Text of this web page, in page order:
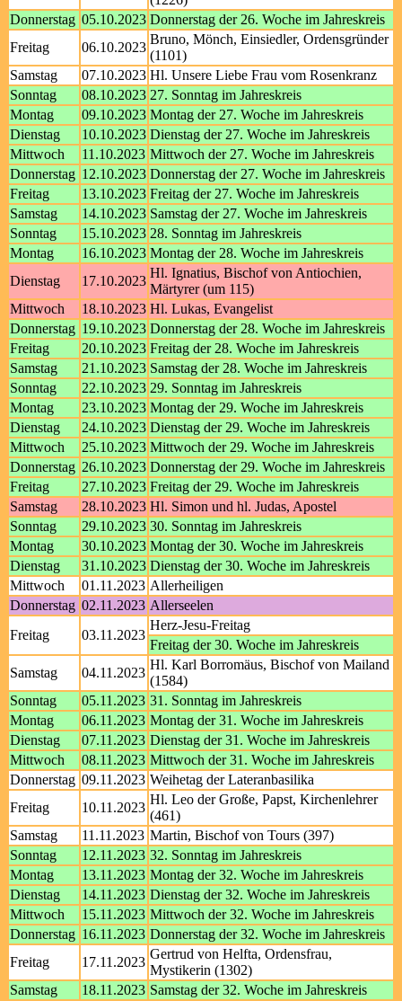
Donnerstag 05.10.2023 Donnerstag der 26. Woche im Jahreskreis
Freitag
06.10.2023
Bruno, Mönch, Einsiedler, Ordensgründer
(1101)
Samstag
07.10.2023 Hl. Unsere Liebe Frau vom Rosenkranz
Sonntag
08.10.2023 27. Sonntag im Jahreskreis
Montag
09.10.2023 Montag der 27. Woche im Jahreskreis
Dienstag
10.10.2023 Dienstag der 27. Woche im Jahreskreis
Mittwoch
11.10.2023 Mittwoch der 27. Woche im Jahreskreis
Donnerstag 12.10.2023 Donnerstag der 27. Woche im Jahreskreis
Freitag
13.10.2023 Freitag der 27. Woche im Jahreskreis
Samstag
14.10.2023 Samstag der 27. Woche im Jahreskreis
Sonntag
15.10.2023 28. Sonntag im Jahreskreis
Montag
16.10.2023 Montag der 28. Woche im Jahreskreis
Dienstag
17.10.2023
Hl. Ignatius, Bischof von Antiochien,
Märtyrer (um 115)
Mittwoch
18.10.2023 Hl. Lukas, Evangelist
Donnerstag 19.10.2023 Donnerstag der 28. Woche im Jahreskreis
Freitag
20.10.2023 Freitag der 28. Woche im Jahreskreis
Samstag
21.10.2023 Samstag der 28. Woche im Jahreskreis
Sonntag
22.10.2023 29. Sonntag im Jahreskreis
Montag
23.10.2023 Montag der 29. Woche im Jahreskreis
Dienstag
24.10.2023 Dienstag der 29. Woche im Jahreskreis
Mittwoch
25.10.2023 Mittwoch der 29. Woche im Jahreskreis
Donnerstag 26.10.2023 Donnerstag der 29. Woche im Jahreskreis
Freitag
27.10.2023 Freitag der 29. Woche im Jahreskreis
Samstag
28.10.2023 Hl. Simon und hl. Judas, Apostel
Sonntag
29.10.2023 30. Sonntag im Jahreskreis
Montag
30.10.2023 Montag der 30. Woche im Jahreskreis
Dienstag
31.10.2023 Dienstag der 30. Woche im Jahreskreis
Mittwoch
01.11.2023 Allerheiligen
Donnerstag 02.11.2023 Allerseelen
Freitag
03.11.2023
Herz-Jesu-Freitag
Freitag der 30. Woche im Jahreskreis
Samstag
04.11.2023
Hl. Karl Borromäus, Bischof von Mailand
(1584)
Sonntag
05.11.2023 31. Sonntag im Jahreskreis
Montag
06.11.2023 Montag der 31. Woche im Jahreskreis
Dienstag
07.11.2023 Dienstag der 31. Woche im Jahreskreis
Mittwoch
08.11.2023 Mittwoch der 31. Woche im Jahreskreis
Donnerstag 09.11.2023 Weihetag der Lateranbasilika
Freitag
10.11.2023
Hl. Leo der Große, Papst, Kirchenlehrer
(461)
Samstag
11.11.2023 Martin, Bischof von Tours (397)
Sonntag
12.11.2023 32. Sonntag im Jahreskreis
Montag
13.11.2023 Montag der 32. Woche im Jahreskreis
Dienstag
14.11.2023 Dienstag der 32. Woche im Jahreskreis
Mittwoch
15.11.2023 Mittwoch der 32. Woche im Jahreskreis
Donnerstag 16.11.2023 Donnerstag der 32. Woche im Jahreskreis
Freitag
17.11.2023
Gertrud von Helfta, Ordensfrau,
Mystikerin (1302)
Samstag
18.11.2023 Samstag der 32. Woche im Jahreskreis